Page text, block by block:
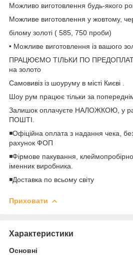
Можливо виготовлення будь-якого
Можливе виготовлення у жовтому,
білому золоті ( 585, 750 проби)
• Можливе виготовлення із вашого
ПРАЦЮЄМО ТІЛЬКИ ПО
на золото
Самовивіз із шоуруму в місті Києві .
Шоу рум працює тільки за
Залишок оплачуєте НАЛОЖКОЮ, у
ПОШТІ.
◾️Офіційна оплата з надання чека,
рахунок ФОП
◾️Фірмове пакування,
іменник виробника.
◾️Доставка по всьому світу
Приховати
Характеристики
Основні